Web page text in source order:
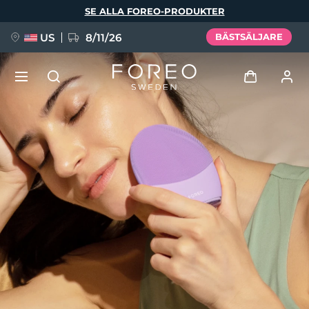
SE ALLA FOREO-PRODUKTER
US 8/11/26 BÄSTSÄLJARE
Användarprofil
Mina enheter
Mina beställningar
Mina adresser
Mina prenumerationer
NYHET
FAQ™ Pure Beauty-Tech Elixir
BREAKING NEWS
issa™ Teeth Whitening Set
Språk
English Deutsch
Español
Français
Italiano
Português
Svenska
Русский
Türkçe
简体中文 繁體中文